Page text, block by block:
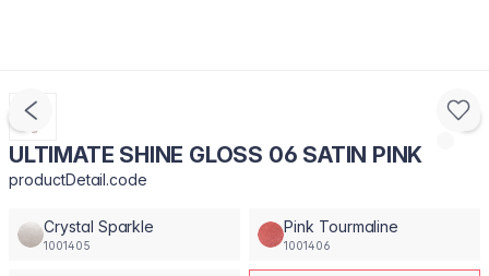
ULTIMATE SHINE GLOSS 06 SATIN PINK
productDetail.code
Crystal Sparkle
1001405
Pink Tourmaline
1001406